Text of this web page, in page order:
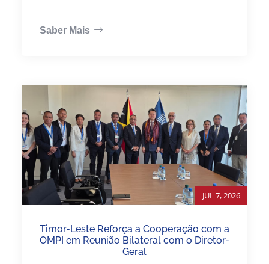
Saber Mais
JUL 7, 2026
Timor-Leste Reforça a Cooperação com a
OMPI em Reunião Bilateral com o Diretor-
Geral